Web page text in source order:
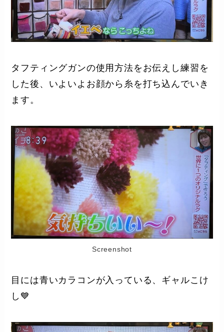
タフティングガンの使用方法をお伝えし練習を
した後、いよいよお顔から糸を打ち込んでいき
ます。
Screenshot
目には青いカラコンが入っている、ギャルこけ
し💙